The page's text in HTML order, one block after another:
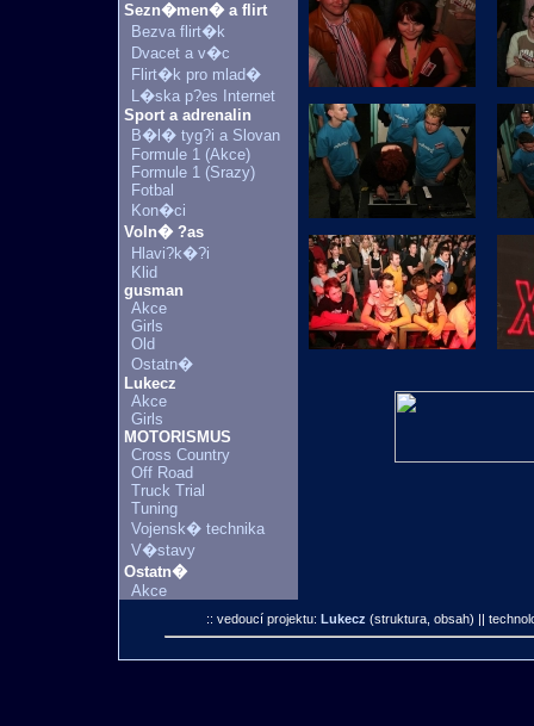
Sezn�men� a flirt
Bezva flirt�k
Dvacet a v�c
Flirt�k pro mlad�
L�ska p?es Internet
Sport a adrenalin
B�l� tyg?i a Slovan
Formule 1 (Akce)
Formule 1 (Srazy)
Fotbal
Kon�ci
Voln� ?as
Hlavi?k�?i
Klid
gusman
Akce
Girls
Old
Ostatn�
Lukecz
Akce
Girls
MOTORISMUS
Cross Country
Off Road
Truck Trial
Tuning
Vojensk� technika
V�stavy
Ostatn�
Akce
:: vedoucí projektu: Lukecz (struktura, obsah) ||